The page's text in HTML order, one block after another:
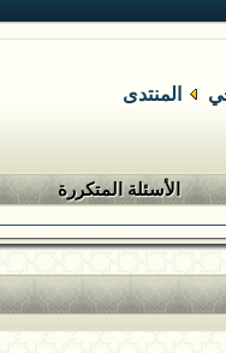
المنتدى
الأسئلة المتكررة